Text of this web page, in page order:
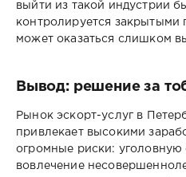
выйти из такой индустрии
контролируется закрытыми
может оказаться слишком
Вывод: решение за
Рынок эскорт-услуг в
привлекает высокими
огромные риски: уголовную
вовлечение